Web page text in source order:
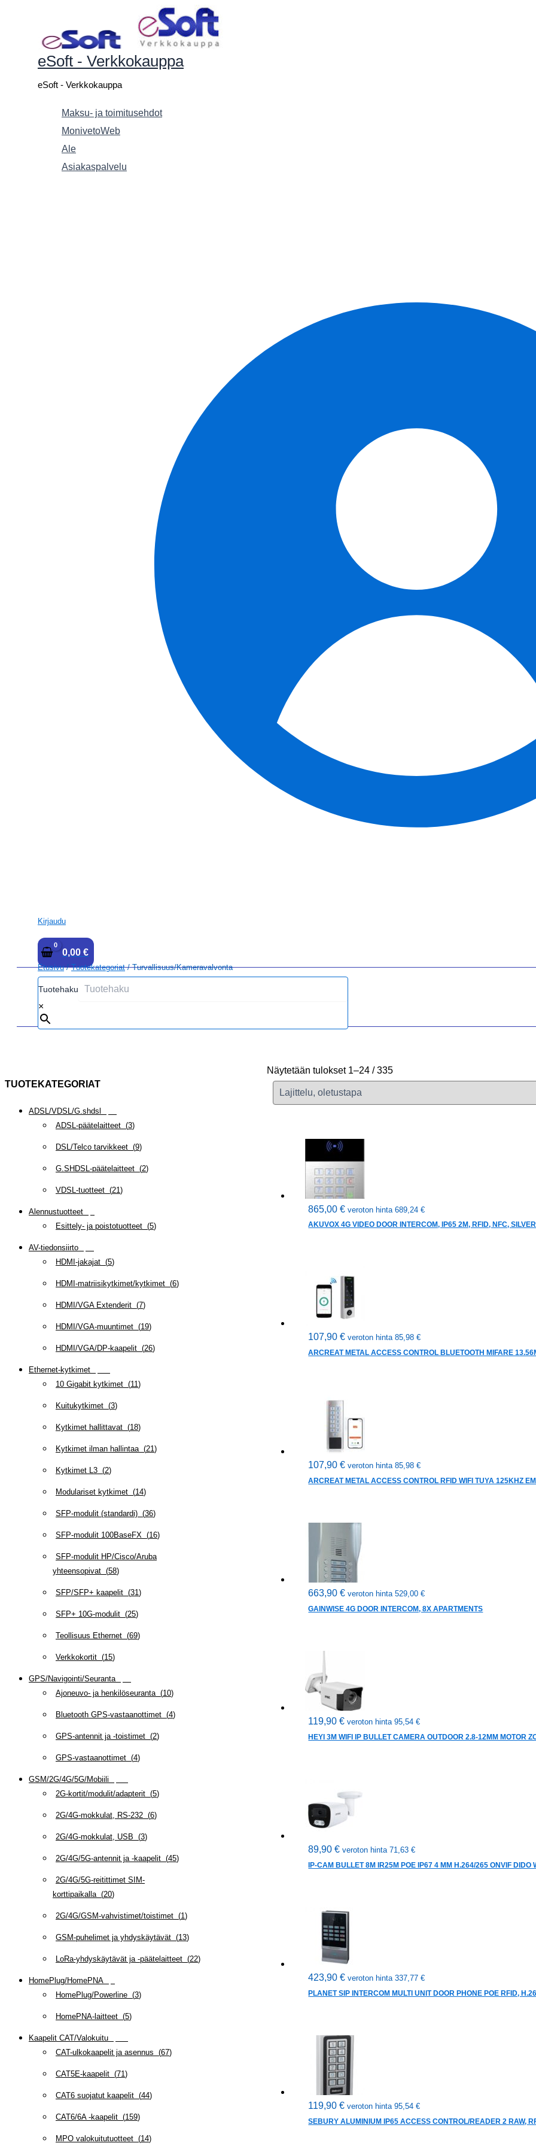
eSoft - Verkkokauppa
eSoft - Verkkokauppa
Maksu- ja toimitusehdot
MonivetoWeb
Ale
Asiakaspalvelu
Kirjaudu
0,00€
Etusivu/Tuotekategoriat/ Turvallisuus/kameravalvonta
Tuotehaku
×
TUOTEKATEGORIAT
ADSL/VDSL/G.shdsl
ADSL-päätelaitteet (3)
DSL/Telco tarvikkeet (9)
G.SHDSL-päätelaitteet (2)
VDSL-tuotteet (21)
Alennustuotteet
Esittely- ja poistotuotteet (5)
AV-tiedonsiirto
HDMI-jakajat (5)
HDMI-matriisikytkimet/kytkimet (6)
HDMI/VGA Extenderit (7)
HDMI/VGA-muuntimet (19)
HDMI/VGA/DP-kaapelit (26)
Ethernet-kytkimet
10 Gigabit kytkimet (11)
Kuitukytkimet (3)
Kytkimet hallittavat (18)
Kytkimet ilman hallintaa (21)
Kytkimet L3 (2)
Modulariset kytkimet (14)
SFP-modulit (standardi) (36)
SFP-modulit 100BaseFX (16)
SFP-modulit HP/Cisco/Aruba
yhteensopivat (58)
SFP/SFP+ kaapelit (31)
SFP+ 10G-modulit (25)
Teollisuus Ethernet (69)
Verkkokortit (15)
GPS/Navigointi/Seuranta
Ajoneuvo- ja henkilöseuranta (10)
Bluetooth GPS-vastaanottimet (4)
GPS-antennit ja -toistimet (2)
GPS-vastaanottimet (4)
GSM/2G/4G/5G/Mobiili
2G-kortit/modulit/adapterit (5)
2G/4G-mokkulat, RS-232 (6)
2G/4G-mokkulat, USB (3)
2G/4G/5G-antennit ja -kaapelit (45)
2G/4G/5G-reitittimet SIM-
korttipaikalla (20)
2G/4G/GSM-vahvistimet/toistimet (1)
GSM-puhelimet ja yhdyskäytävät (13)
LoRa-yhdyskäytävät ja -päätelaitteet (22)
HomePlug/HomePNA
HomePlug/Powerline (3)
HomePNA-laitteet (5)
Kaapelit CAT/Valokuitu
CAT-ulkokaapelit ja asennus (67)
CAT5E-kaapelit (71)
CAT6 suojatut kaapelit (44)
CAT6/6A -kaapelit (159)
MPO valokuitutuotteet (14)
Näytetään tulokset 1–24 / 335
865,00€ veroton hinta689,24€
AKUVOX 4G VIDEO DOOR INTERCOM, IP65 2M, RFID, NFC, SILVER
107,90€ veroton hinta85,98€
ARCREAT METAL ACCESS CONTROL BLUETOOTH MIFARE
107,90€ veroton hinta85,98€
ARCREAT METAL ACCESS CONTROL RFID WIFI TUYA 125KHZ
663,90€ veroton hinta529,00€
GAINWISE 4G DOOR INTERCOM, 8X APARTMENTS
119,90€ veroton hinta95,54€
HEYI 3M WIFI IP BULLET CAMERA OUTDOOR 2.8-12MM MOTOR
89,90€ veroton hinta71,63€
IP-CAM BULLET 8M IR25M POE IP67 4 MM H.264/265 ONVIF DIDO
423,90€ veroton hinta337,77€
PLANET SIP INTERCOM MULTI UNIT DOOR PHONE POE RFID,
119,90€ veroton hinta95,54€
SEBURY ALUMINIUM IP65 ACCESS CONTROL/READER 2 RAW,